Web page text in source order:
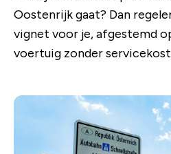
Oostenrijk gaat? Dan
vignet voor je, afgestemd
voertuig zonder